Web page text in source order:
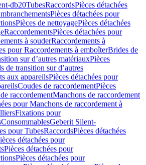
db20TubesRaccordsPièces détachées
Pièces détachées pour
Pièces de nettoyagePièces détachées
RaccordementsPièces détachées pour
à souderRaccordements à
pour Raccordements à emboîterBrides de
sur d’autres matériauxPièces
de transition sur d’autres
aux appareilsPièces détachées pour
Coudes de raccordementPièces
raccordementManchons de raccordement
pour Manchons de raccordement à
Fixations pour
ConsommablesGeberit Silent-
pour TubesRaccordsPièces détachées
détachées pour
Pièces détachées pour
Pièces détachées pour